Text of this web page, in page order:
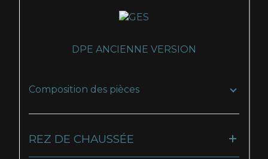
DPE ANCIENNE VERSION
Composition des pièces
REZ DE CHAUSSÉE